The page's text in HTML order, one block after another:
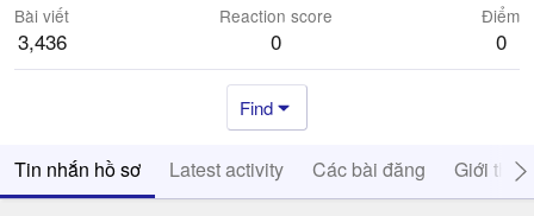
Bài viết
3,436
Reaction score
0
Điểm
0
Find
Tin nhắn hồ sơ Latest activity Các bài đăng Giới thiệu